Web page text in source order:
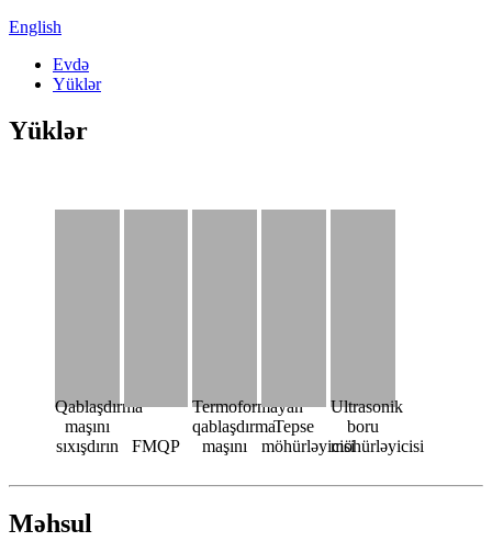
English
Evdə
Yüklər
Yüklər
Qablaşdırma
maşını
sıxışdırın
FMQP
Termoformayan
qablaşdırma
maşını
Tepse
möhürləyicisi
Ultrasonik
boru
möhürləyicisi
Məhsul